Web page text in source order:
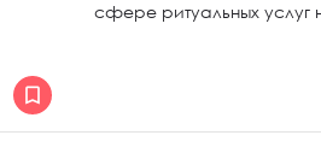
сфере ритуальных услуг